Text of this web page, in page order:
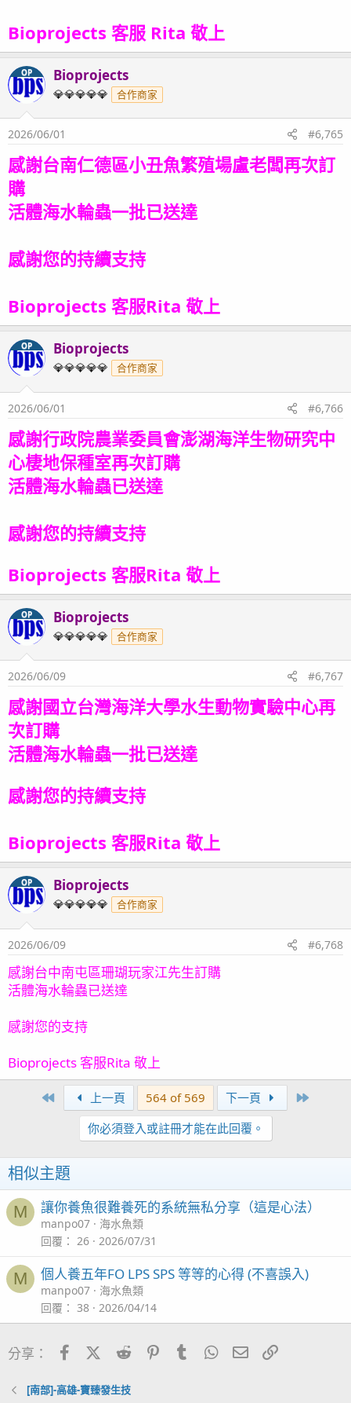
Bioprojects 客服 Rita 敬上
OP Bioprojects
💎💎💎💎💎 合作商家
2026/06/01 #6,765
感謝台南仁德區小丑魚繁殖場盧老闆再次訂
購
活體海水輪蟲一批已送達
感謝您的持續支持
Bioprojects 客服Rita 敬上
OP Bioprojects
💎💎💎💎💎 合作商家
2026/06/01 #6,766
感謝行政院農業委員會澎湖海洋生物研究中
心棲地保種室再次訂購
活體海水輪蟲已送達
感謝您的持續支持
Bioprojects 客服Rita 敬上
OP Bioprojects
💎💎💎💎💎 合作商家
2026/06/09 #6,767
感謝國立台灣海洋大學水生動物實驗中心再
次訂購
活體海水輪蟲一批已送達
感謝您的持續支持
Bioprojects 客服Rita 敬上
OP Bioprojects
💎💎💎💎💎 合作商家
2026/06/09 #6,768
感謝台中南屯區珊瑚玩家江先生訂購
活體海水輪蟲已送達
感謝您的支持
Bioprojects 客服Rita 敬上
First 上一頁 564 of 569 下一頁
你必須登入或註冊才能在此回覆。
相似主題
M 讓你養魚很難養死的系統無私分享（這是心法）
manpo07
海水魚類
回覆
26 2026/07/31
M 個人養五年FO LPS SPS 等等的心得 (不喜誤入)
manpo07
海水魚類
回覆
38 2026/04/14
分享： FacebookX (Twitter)
Reddit PinterestTumblrWhatsApp電子郵件
[南部]-高雄-寶臻發生技